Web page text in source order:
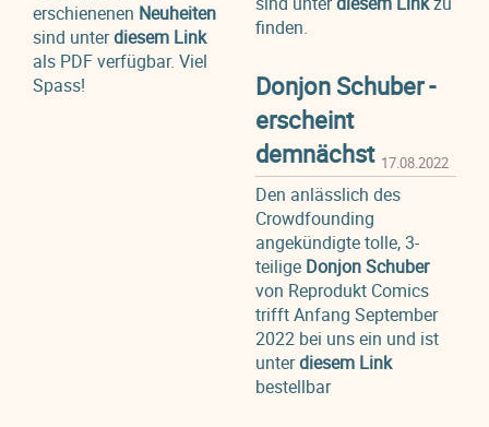
erschienenen Neuheiten
sind unterdiesem Link
als PDF verfügbar. Viel
Spass!
finden.
Donjon Schuber -
erscheint
demnächst 17.08.2022
Den anlässlich des
Crowdfounding
angekündigte tolle, 3-
teilige Donjon Schuber
von Reprodukt Comics
trifft Anfang September
2022 bei uns ein und ist
unterdiesem Link
bestellbar